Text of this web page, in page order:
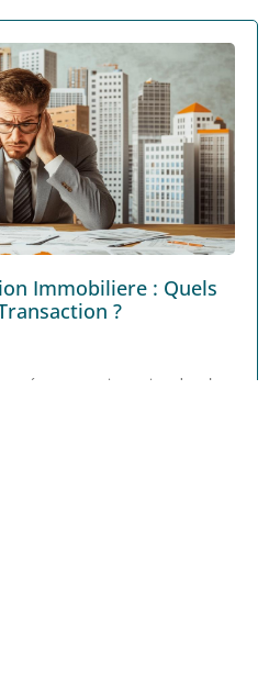
Immobiliere : Quels
?
un enjeu majeur dans le